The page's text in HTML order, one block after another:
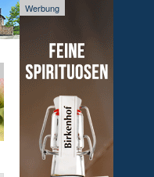
Werbung